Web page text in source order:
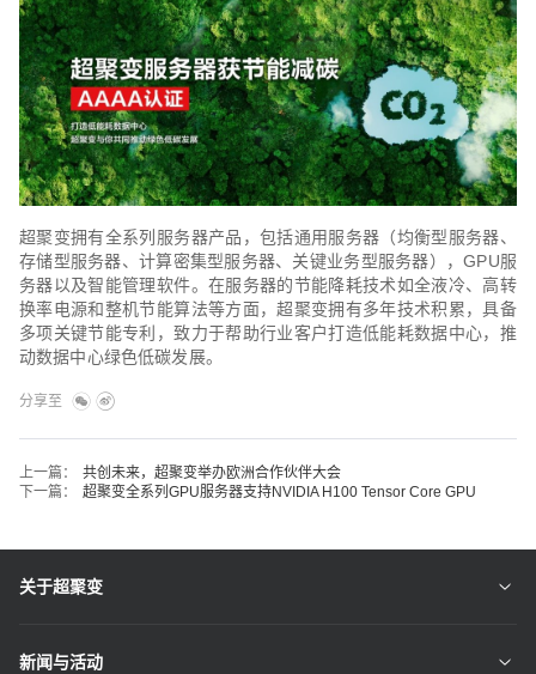
超聚变拥有全系列服务器产品，包括通用服务器（均衡型服务器、
存储型服务器、计算密集型服务器、关键业务型服务器），GPU服
务器以及智能管理软件。在服务器的节能降耗技术如全液冷、高转
换率电源和整机节能算法等方面，超聚变拥有多年技术积累，具备
多项关键节能专利，致力于帮助行业客户打造低能耗数据中心，推
动数据中心绿色低碳发展。
分享至
上一篇：
共创未来，超聚变举办欧洲合作伙伴大会
下一篇：
超聚变全系列GPU服务器支持NVIDIA H100 Tensor Core GPU
关于超聚变
新闻与活动